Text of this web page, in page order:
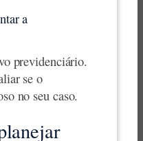
a
previdenciário.
se o
no seu caso.